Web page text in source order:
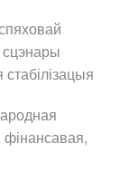
фінансавая,